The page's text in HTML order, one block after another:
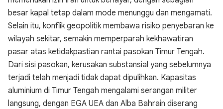
besar kapal tetap dalam mode menunggu dan mengamati.
Selain itu, konflik geopolitik membawa risiko penyebaran ke
wilayah sekitar, semakin memperparah kekhawatiran
pasar atas ketidakpastian rantai pasokan Timur Tengah.
Dari sisi pasokan, kerusakan substansial yang sebelumnya
terjadi telah menjadi tidak dapat dipulihkan. Kapasitas
aluminium di Timur Tengah mengalami serangan militer
langsung, dengan EGA UEA dan Alba Bahrain diserang